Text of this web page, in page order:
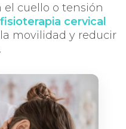
el cuello o tensión
fisioterapia cervical
movilidad y reducir